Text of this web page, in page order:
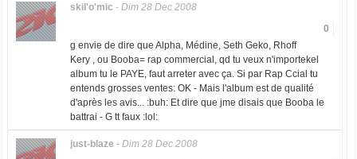
skil'o'mic - Dim 28 Dec 2008
0
g envie de dire que Alpha, Médine, Seth Geko, Rhoff
Kery , ou Booba= rap commercial, qd tu veux n'importekel
album tu le PAYE, faut arreter avec ça. Si par Rap Ccial tu
entends grosses ventes: OK - Mais l'album est de qualité
d'après les avis... :buh: Et dire que jme disais que Booba le
battrai - G tt faux :lol:
just-blaze - Dim 28 Dec 2008